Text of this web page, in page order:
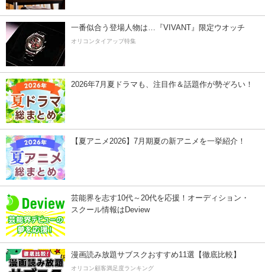
一番似合う登場人物は…『VIVANT』限定ウオッチ
オリコンタイアップ特集
2026年7月夏ドラマも、注目作＆話題作が勢ぞろい！
【夏アニメ2026】7月期夏の新アニメを一挙紹介！
芸能界を志す10代～20代を応援！オーディション・
スクール情報はDeview
漫画読み放題サブスクおすすめ11選【徹底比較】
オリコン顧客満足度ランキング